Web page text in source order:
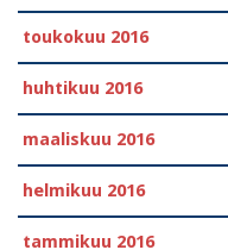
toukokuu 2016
huhtikuu 2016
maaliskuu 2016
helmikuu 2016
tammikuu 2016